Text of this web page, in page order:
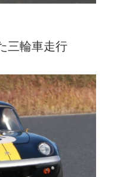
三輪車走行